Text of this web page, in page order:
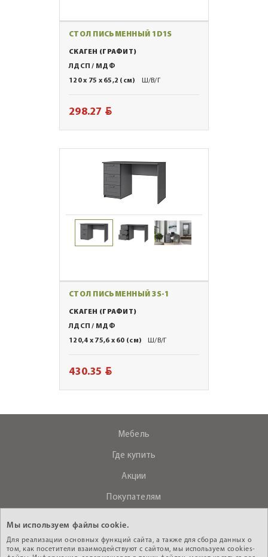
СТОЛ ПИСЬМЕННЫЙ 1D1S
СКАГЕН (ГРАФИТ)
ЛДСП / МДФ
120 x 75 x 65,2 (см)
Ш/В/Г
298.27 BYN
СТОЛ ПИСЬМЕННЫЙ 3S-1
СКАГЕН (ГРАФИТ)
ЛДСП / МДФ
120,4 x 75,6 x 60 (см)
Ш/В/Г
430.35 BYN
Мебель
Где купить
Акции
Покупателям
Контакты
Мы используем файлы cookie.
Для реализации основных функций сайта, а также для сбора данных о
том, как посетители взаимодействуют с сайтом, мы используем cookies-